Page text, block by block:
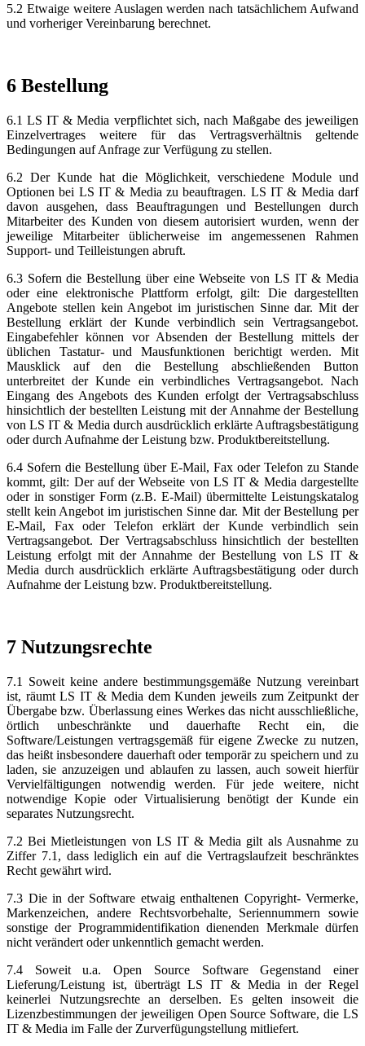
5.2 Etwaige weitere Auslagen werden nach tatsächlichem Aufwand
und vorheriger Vereinbarung berechnet.
6 Bestellung
6.1 LS IT & Media verpflichtet sich, nach Maßgabe des jeweiligen
Einzelvertrages weitere für das Vertragsverhältnis geltende
Bedingungen auf Anfrage zur Verfügung zu stellen.
6.2 Der Kunde hat die Möglichkeit, verschiedene Module und
Optionen bei LS IT & Media zu beauftragen. LS IT & Media darf
davon ausgehen, dass Beauftragungen und Bestellungen durch
Mitarbeiter des Kunden von diesem autorisiert wurden, wenn der
jeweilige Mitarbeiter üblicherweise im angemessenen Rahmen
Support- und Teilleistungen abruft.
6.3 Sofern die Bestellung über eine Webseite von LS IT & Media
oder eine elektronische Plattform erfolgt, gilt: Die dargestellten
Angebote stellen kein Angebot im juristischen Sinne dar. Mit der
Bestellung erklärt der Kunde verbindlich sein Vertragsangebot.
Eingabefehler können vor Absenden der Bestellung mittels der
üblichen Tastatur- und Mausfunktionen berichtigt werden. Mit
Mausklick auf den die Bestellung abschließenden Button
unterbreitet der Kunde ein verbindliches Vertragsangebot. Nach
Eingang des Angebots des Kunden erfolgt der Vertragsabschluss
hinsichtlich der bestellten Leistung mit der Annahme der Bestellung
von LS IT & Media durch ausdrücklich erklärte Auftragsbestätigung
oder durch Aufnahme der Leistung bzw. Produktbereitstellung.
6.4 Sofern die Bestellung über E-Mail, Fax oder Telefon zu Stande
kommt, gilt: Der auf der Webseite von LS IT & Media dargestellte
oder in sonstiger Form (z.B. E-Mail) übermittelte Leistungskatalog
stellt kein Angebot im juristischen Sinne dar. Mit der Bestellung per
E-Mail, Fax oder Telefon erklärt der Kunde verbindlich sein
Vertragsangebot. Der Vertragsabschluss hinsichtlich der bestellten
Leistung erfolgt mit der Annahme der Bestellung von LS IT &
Media durch ausdrücklich erklärte Auftragsbestätigung oder durch
Aufnahme der Leistung bzw. Produktbereitstellung.
7 Nutzungsrechte
7.1 Soweit keine andere bestimmungsgemäße Nutzung vereinbart
ist, räumt LS IT & Media dem Kunden jeweils zum Zeitpunkt der
Übergabe bzw. Überlassung eines Werkes das nicht ausschließliche,
örtlich unbeschränkte und dauerhafte Recht ein, die
Software/Leistungen vertragsgemäß für eigene Zwecke zu nutzen,
das heißt insbesondere dauerhaft oder temporär zu speichern und zu
laden, sie anzuzeigen und ablaufen zu lassen, auch soweit hierfür
Vervielfältigungen notwendig werden. Für jede weitere, nicht
notwendige Kopie oder Virtualisierung benötigt der Kunde ein
separates Nutzungsrecht.
7.2 Bei Mietleistungen von LS IT & Media gilt als Ausnahme zu
Ziffer 7.1, dass lediglich ein auf die Vertragslaufzeit beschränktes
Recht gewährt wird.
7.3 Die in der Software etwaig enthaltenen Copyright- Vermerke,
Markenzeichen, andere Rechtsvorbehalte, Seriennummern sowie
sonstige der Programmidentifikation dienenden Merkmale dürfen
nicht verändert oder unkenntlich gemacht werden.
7.4 Soweit u.a. Open Source Software Gegenstand einer
Lieferung/Leistung ist, überträgt LS IT & Media in der Regel
keinerlei Nutzungsrechte an derselben. Es gelten insoweit die
Lizenzbestimmungen der jeweiligen Open Source Software, die LS
IT & Media im Falle der Zurverfügungstellung mitliefert.